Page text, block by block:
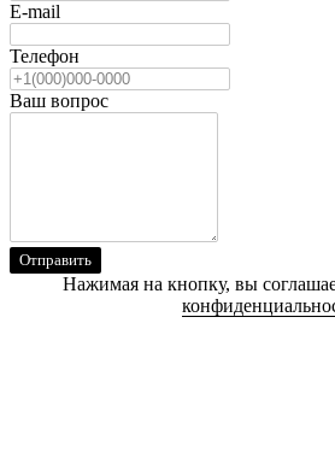
E-mail
Телефон
Ваш вопрос
Отправить
Нажимая на кнопку, вы